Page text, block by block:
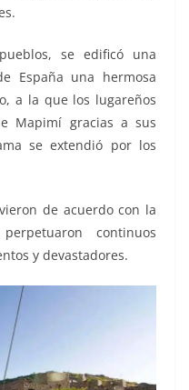
se edificó una
España una hermosa
a la que los lugareños
Mapimí gracias a sus
se extendió por los
de acuerdo con la
continuos
y devastadores.